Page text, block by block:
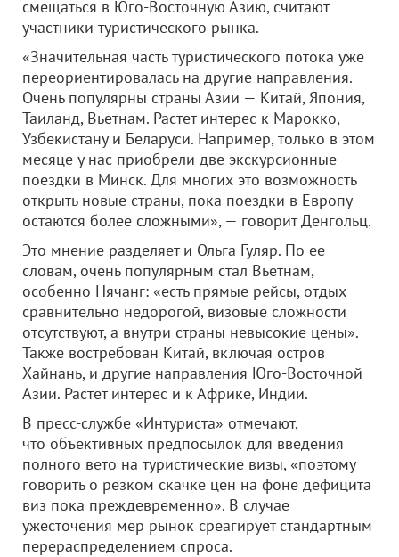
смещаться в Юго-Восточную Азию, считают
участники туристического рынка.
«Значительная часть туристического потока уже
переориентировалась на другие направления.
Очень популярны страны Азии — Китай, Япония,
Таиланд, Вьетнам. Растет интерес к Марокко,
Узбекистану и Беларуси. Например, только в этом
месяце у нас приобрели две экскурсионные
поездки в Минск. Для многих это возможность
открыть новые страны, пока поездки в Европу
остаются более сложными», — говорит Денгольц.
Это мнение разделяет и Ольга Гуляр. По ее
словам, очень популярным стал Вьетнам,
особенно Нячанг: «есть прямые рейсы, отдых
сравнительно недорогой, визовые сложности
отсутствуют, а внутри страны невысокие цены».
Также востребован Китай, включая остров
Хайнань, и другие направления Юго-Восточной
Азии. Растет интерес и к Африке, Индии.
В пресс-службе «Интуриста» отмечают,
что объективных предпосылок для введения
полного вето на туристические визы, «поэтому
говорить о резком скачке цен на фоне дефицита
виз пока преждевременно». В случае
ужесточения мер рынок среагирует стандартным
перераспределением спроса.